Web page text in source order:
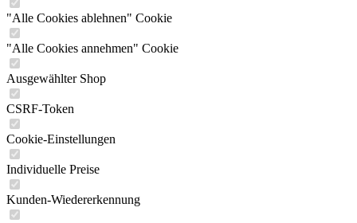
"Alle Cookies ablehnen" Cookie
"Alle Cookies annehmen" Cookie
Ausgewählter Shop
CSRF-Token
Cookie-Einstellungen
Individuelle Preise
Kunden-Wiedererkennung